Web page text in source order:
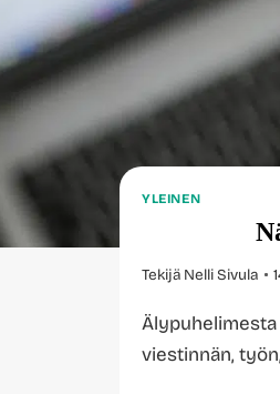
YLEINEN
Tekijä Nelli Sivula
viestinnän,